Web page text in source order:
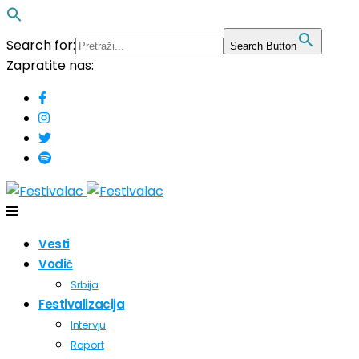
Search for: Search Button
Zapratite nas:
Vesti
Vodič
Srbija
Festivalizacija
Intervju
Raport